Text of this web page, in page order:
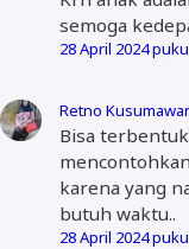
semoga
28 April 2024
Retno
Bisa
karena yang
butuh waktu..
28 April 2024